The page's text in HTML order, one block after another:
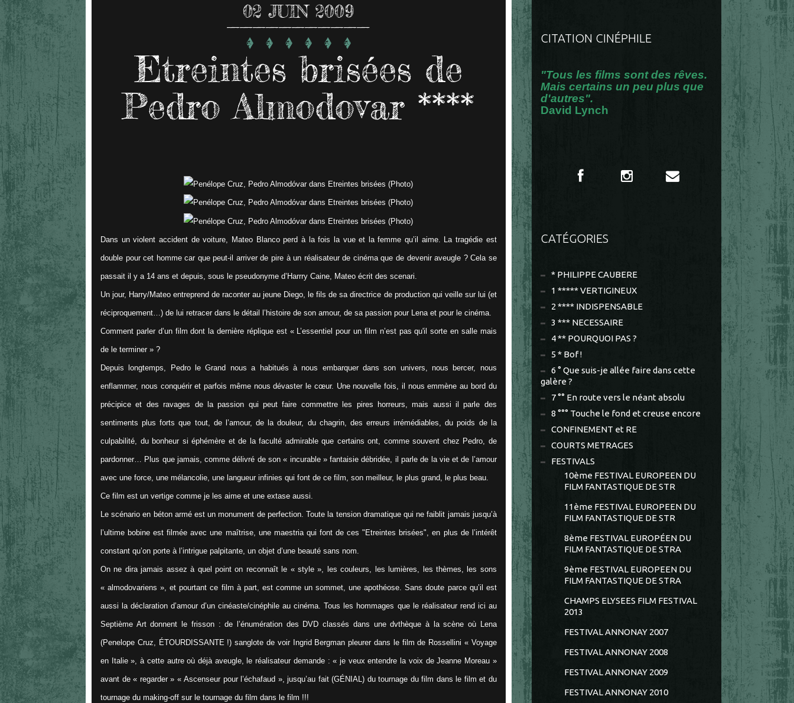
02 JUIN 2009
Etreintes brisées de
Pedro Almodovar ****
Dans un violent accident de voiture, Mateo Blanco perd à la fois la vue et la femme qu’il aime. La tragédie est
double pour cet homme car que peut-il arriver de pire à un réalisateur de cinéma que de devenir aveugle ? Cela se
passait il y a 14 ans et depuis, sous le pseudonyme d’Harrry Caine, Mateo écrit des scenari.
Un jour, Harry/Mateo entreprend de raconter au jeune Diego, le fils de sa directrice de production qui veille sur lui (et
réciproquement…) de lui retracer dans le détail l’histoire de son amour, de sa passion pour Lena et pour le cinéma.
Comment parler d’un film dont la dernière réplique est « L’essentiel pour un film n’est pas qu'il sorte en salle mais
de le terminer » ?
Depuis longtemps, Pedro le Grand nous a habitués à nous embarquer dans son univers, nous bercer, nous
enflammer, nous conquérir et parfois même nous dévaster le cœur. Une nouvelle fois, il nous emmène au bord du
précipice et des ravages de la passion qui peut faire commettre les pires horreurs, mais aussi il parle des
sentiments plus forts que tout, de l’amour, de la douleur, du chagrin, des erreurs irrémédiables, du poids de la
culpabilité, du bonheur si éphémère et de la faculté admirable que certains ont, comme souvent chez Pedro, de
pardonner… Plus que jamais, comme délivré de son « incurable » fantaisie débridée, il parle de la vie et de l’amour
avec une force, une mélancolie, une langueur infinies qui font de ce film, son meilleur, le plus grand, le plus beau.
Ce film est un vertige comme je les aime et une extase aussi.
Le scénario en béton armé est un monument de perfection. Toute la tension dramatique qui ne faiblit jamais jusqu’à
l’ultime bobine est filmée avec une maîtrise, une maestria qui font de ces "Etreintes brisées", en plus de l’intérêt
constant qu’on porte à l’intrigue palpitante, un objet d’une beauté sans nom.
On ne dira jamais assez à quel point on reconnaît le « style », les couleurs, les lumières, les thèmes, les sons
« almodovariens », et pourtant ce film à part, est comme un sommet, une apothéose. Sans doute parce qu’il est
aussi la déclaration d’amour d’un cinéaste/cinéphile au cinéma. Tous les hommages que le réalisateur rend ici au
Septième Art donnent le frisson : de l’énumération des DVD classés dans une dvthèque à la scène où Lena
(Penelope Cruz, ÉTOURDISSANTE !) sanglote de voir Ingrid Bergman pleurer dans le film de Rossellini « Voyage
en Italie », à cette autre où déjà aveugle, le réalisateur demande : «je veux entendre la voix de Jeanne Moreau »
avant de « regarder » « Ascenseur pour l’échafaud », jusqu’au fait (GÉNIAL) du tournage du film dans le film et du
tournage du making-off sur le tournage du film dans le film !!!
CITATION CINÉPHILE
"Tous les films sont des rêves.
Mais certains un peu plus que
d'autres".
David Lynch
CATÉGORIES
* PHILIPPE CAUBERE
1 ***** VERTIGINEUX
2 **** INDISPENSABLE
3 *** NECESSAIRE
4 ** POURQUOI PAS ?
5 * Bof !
6 ° Que suis-je allée faire dans cette
galère ?
7 °° En route vers le néant absolu
8 °°° Touche le fond et creuse encore
CONFINEMENT et RE
COURTS METRAGES
FESTIVALS
10ème FESTIVAL EUROPEEN DU
FILM FANTASTIQUE DE STR
11ème FESTIVAL EUROPEEN DU
FILM FANTASTIQUE DE STR
8ème FESTIVAL EUROPÉEN DU
FILM FANTASTIQUE DE STRA
9ème FESTIVAL EUROPEEN DU
FILM FANTASTIQUE DE STRA
CHAMPS ELYSEES FILM FESTIVAL
2013
FESTIVAL ANNONAY 2007
FESTIVAL ANNONAY 2008
FESTIVAL ANNONAY 2009
FESTIVAL ANNONAY 2010